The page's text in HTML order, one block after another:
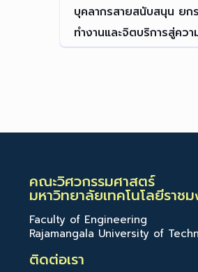
บุคลากรสายสนับสนุน ยก
ทำงานและจิตบริการสู่ควา
คณะวิศวกรรมศาสตร์
มหาวิทยาลัยเทคโนโลยีรา
Faculty of Engineering
Rajamangala University of
ติดต่อเรา